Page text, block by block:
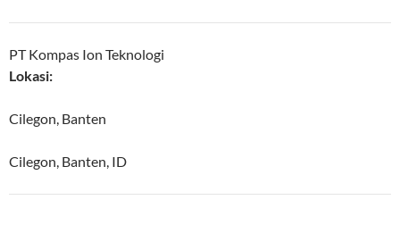
PT Kompas Ion Teknologi
Lokasi:
Cilegon, Banten
Cilegon, Banten, ID